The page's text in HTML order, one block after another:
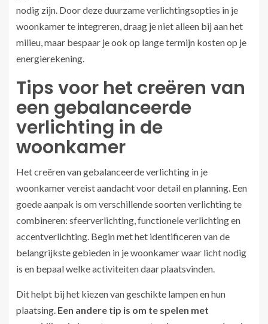
nodig zijn. Door deze duurzame verlichtingsopties in je
woonkamer te integreren, draag je niet alleen bij aan het
milieu, maar bespaar je ook op lange termijn kosten op je
energierekening.
Tips voor het creëren van
een gebalanceerde
verlichting in de
woonkamer
Het creëren van gebalanceerde verlichting in je
woonkamer vereist aandacht voor detail en planning. Een
goede aanpak is om verschillende soorten verlichting te
combineren: sfeerverlichting, functionele verlichting en
accentverlichting. Begin met het identificeren van de
belangrijkste gebieden in je woonkamer waar licht nodig
is en bepaal welke activiteiten daar plaatsvinden.
Dit helpt bij het kiezen van geschikte lampen en hun
plaatsing. Een andere tip is om te spelen met